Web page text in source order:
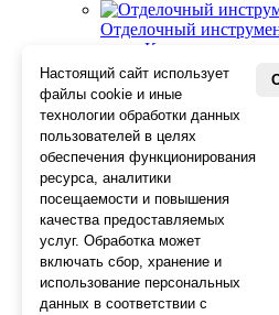
Отделочный
Клеевые
СВП, крестики,
Средства защиты
Скребки
Лезвия
Лента малярная,
Стеклорезы
Плиткорезы
Пистолеты для
Шила
Стеклоткань,
Ещё 2
Настоящий сайт использует
файлы cookie и иные
технологии обработки данных
пользователей в целях
обеспечения функционирования
ресурса, аналитики
посещаемости и повышения
качества предоставляемых
услуг. Обработка может
включать сбор, хранение и
использование персональных
данных в соответствии с